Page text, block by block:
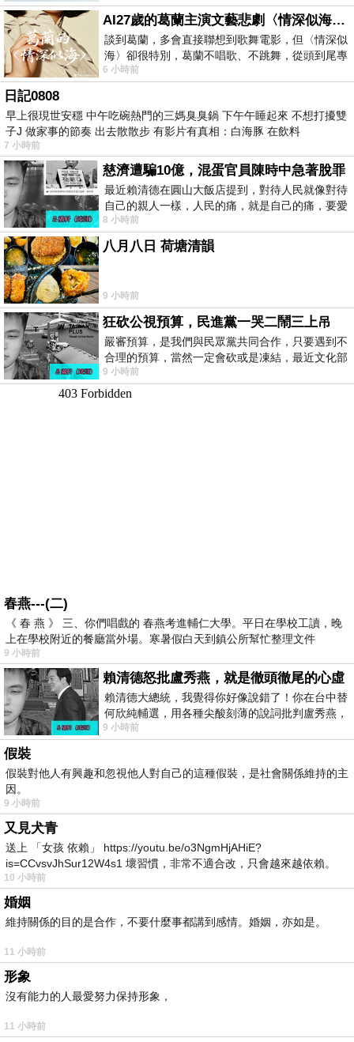
AI27歲的葛蘭主演文藝悲劇〈情深似海〉 #戀上老電影 #葛蘭 #粟子
談到葛蘭，多會直接聯想到歌舞電影，但〈情深似
海〉卻很特別，葛蘭不唱歌、不跳舞，從頭到尾專
心演戲。拍攝期間，經常工作超過12個鐘
6 小時前
日記0808
早上很現世安穩 中午吃碗熱門的三媽臭臭鍋 下午午睡起來 不想打擾雙
子J 做家事的節奏 出去散散步 有影片有真相：白海豚 在飲料
7 小時前
慈濟遭騙10億，混蛋官員陳時中急著脫罪
最近賴清德在圓山大飯店提到，對待人民就像對待
自己的親人一樣，人民的痛，就是自己的痛，要愛
民如親，說的這麼好聽，實際上根本沒做
8 小時前
八月八日 荷塘清韻
9 小時前
狂砍公視預算，民進黨一哭二鬧三上吊
嚴審預算，是我們與民眾黨共同合作，只要遇到不
合理的預算，當然一定會砍或是凍結，最近文化部
要編列公視和Taiwan plus預算，在110年
9 小時前
春燕---(二)
《 春 燕 》 三、你們唱戲的 春燕考進輔仁大學。平日在學校工讀，晚
上在學校附近的餐廳當外場。寒暑假白天到鎮公所幫忙整理文件
9 小時前
賴清德怒批盧秀燕，就是徹頭徹尾的心虛
賴清德大總統，我覺得你好像說錯了！你在台中替
何欣純輔選，用各種尖酸刻薄的說詞批判盧秀燕，
罵她施政滿意度輸給陳其邁，甚至還說盧
9 小時前
假裝
假裝對他人有興趣和忽視他人對自己的這種假裝，是社會關係維持的主
因。
9 小時前
又見犬青
送上 「女孩 依賴」 https://youtu.be/o3NgmHjAHiE?
is=CCvsvJhSur12W4s1 壞習慣，非常不適合改，只會越來越依賴。
我害怕的
10 小時前
婚姻
維持關係的目的是合作，不要什麼事都講到感情。婚姻，亦如是。
11 小時前
形象
沒有能力的人最愛努力保持形象，
11 小時前